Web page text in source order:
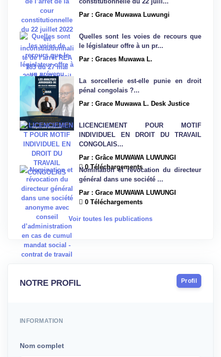
Par : Grace Muwawa Luwungi
Quelles sont les voies de recours que
le législateur offre à un pr...
Par : Graces Muwawa L.
La sorcellerie est-elle punie en droit
pénal congolais ?...
Par : Grace Muwawa L. Desk Justice
LICENCIEMENT POUR MOTIF
INDIVIDUEL EN DROIT DU TRAVAIL
CONGOLAIS...
Par : Grâce MUWAWA LUWUNGI
0 Téléchargements
Nomination et révocation du directeur
général dans une société ...
Par : Grace MUWAWA LUWUNGI
0 Téléchargements
Voir toutes les publications
NOTRE PROFIL Profil
INFORMATION
Nom complet